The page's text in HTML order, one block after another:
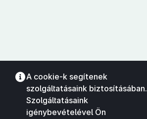
A cookie-k segítenek
szolgáltatásaink biztosításában.
Szolgáltatásaink
igénybevételével Ön